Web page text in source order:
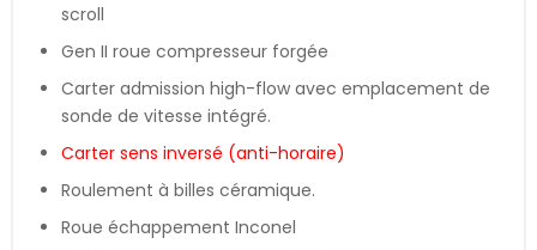
scroll
Gen II roue compresseur forgée
Carter admission high-flow avec emplacement de
sonde de vitesse intégré.
Carter sens inversé (anti-horaire)
Roulement à billes céramique.
Roue échappement Inconel